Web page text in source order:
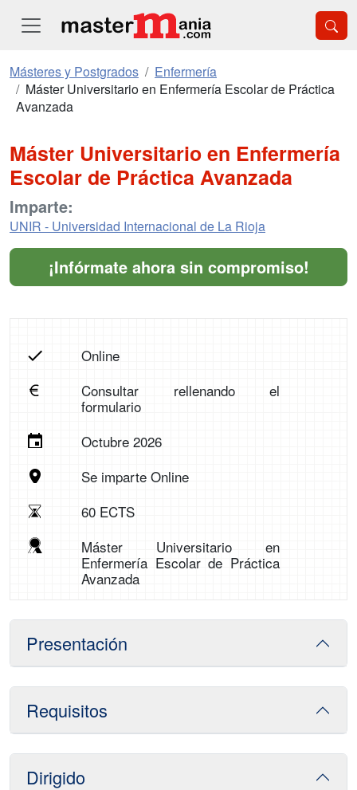
Másteres y Postgrados
Enfermería
Máster Universitario en Enfermería Escolar de Práctica
Avanzada
Máster Universitario en Enfermería
Escolar de Práctica Avanzada
Imparte:
UNIR - Universidad Internacional de La Rioja
¡Infórmate ahora sin compromiso!
Online
Consultar rellenando el
formulario
Octubre 2026
Se imparte Online
60 ECTS
Máster Universitario en
Enfermería Escolar de Práctica
Avanzada
Presentación
Requisitos
Dirigido